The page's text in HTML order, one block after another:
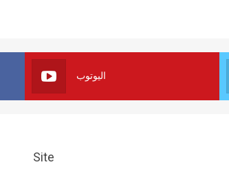
اليوتوب
Site